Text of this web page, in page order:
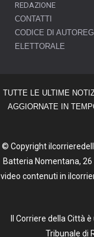
REDAZIONE
CONTATTI
CODICE DI
ELETTORALE
TUTTE LE ULTIME
AGGIORNATE IN
© Copyright
Batteria Nomentana,
video contenuti in
Il Corriere della Città
Tribunale di